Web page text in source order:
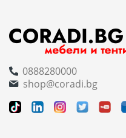
0888280000
shop@coradi.bg